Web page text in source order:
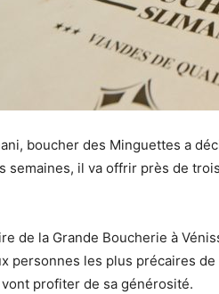
boucher des Minguettes a
semaines, il va offrir près de
de la Grande Boucherie à
personnes les plus précaires
profiter de sa générosité.